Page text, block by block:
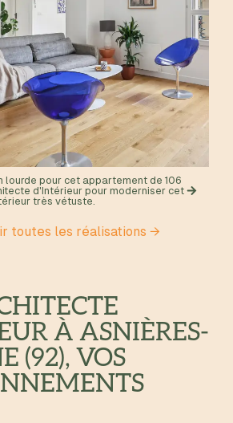
lourde pour cet appartement de 106
d'Intérieur pour moderniser cet
très vétuste.
toutes les réalisations →
À ASNIÈRES-
(92), VOS